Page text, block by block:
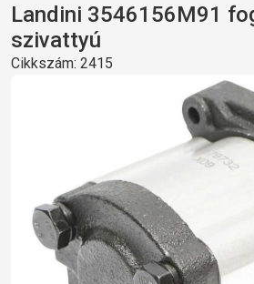
Landini 3546156M91
szivattyú
Cikkszám: 2415